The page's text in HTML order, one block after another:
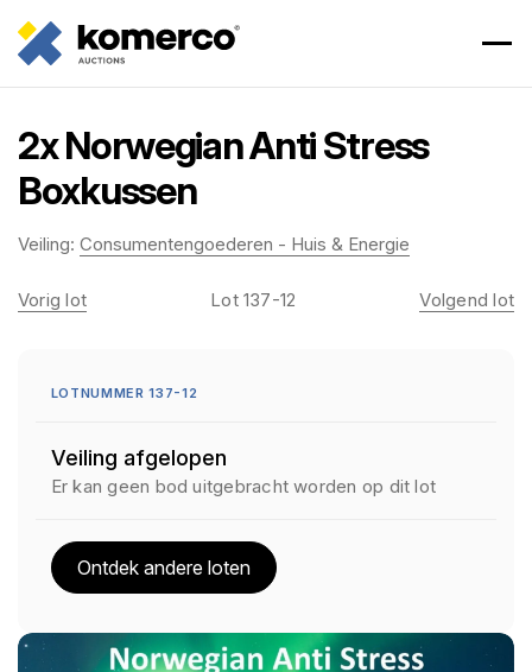
2x Norwegian Anti Stress
Boxkussen
Veiling: Consumentengoederen - Huis & Energie
Vorig lot Lot 137-12 Volgend lot
LOTNUMMER 137-12
Veiling afgelopen
Er kan geen bod uitgebracht worden op dit lot
Ontdek andere loten